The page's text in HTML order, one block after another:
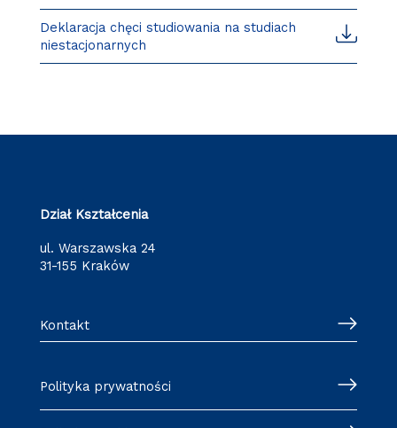
Deklaracja chęci studiowania na studiach
niestacjonarnych
Dział Kształcenia
ul. Warszawska 24
31-155 Kraków
Kontakt
Polityka prywatności